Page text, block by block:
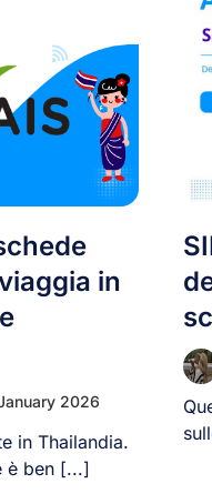
in
2026
in Thailandia.
è ben [...]